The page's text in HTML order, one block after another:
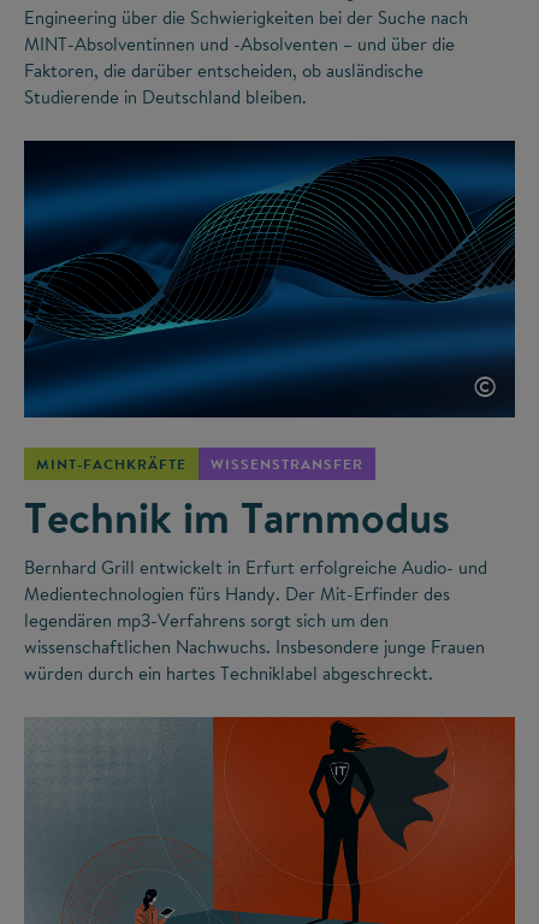
Engineering über die Schwierigkeiten bei der Suche nach
MINT-Absolventinnen und -Absolventen – und über die
Faktoren, die darüber entscheiden, ob ausländische
Studierende in Deutschland bleiben.
©
MINT-FACHKRÄFTE WISSENSTRANSFER
Technik im Tarnmodus
Bernhard Grill entwickelt in Erfurt erfolgreiche Audio- und
Medientechnologien fürs Handy. Der Mit-Erfinder des
legendären mp3-Verfahrens sorgt sich um den
wissenschaftlichen Nachwuchs. Insbesondere junge Frauen
würden durch ein hartes Techniklabel abgeschreckt.